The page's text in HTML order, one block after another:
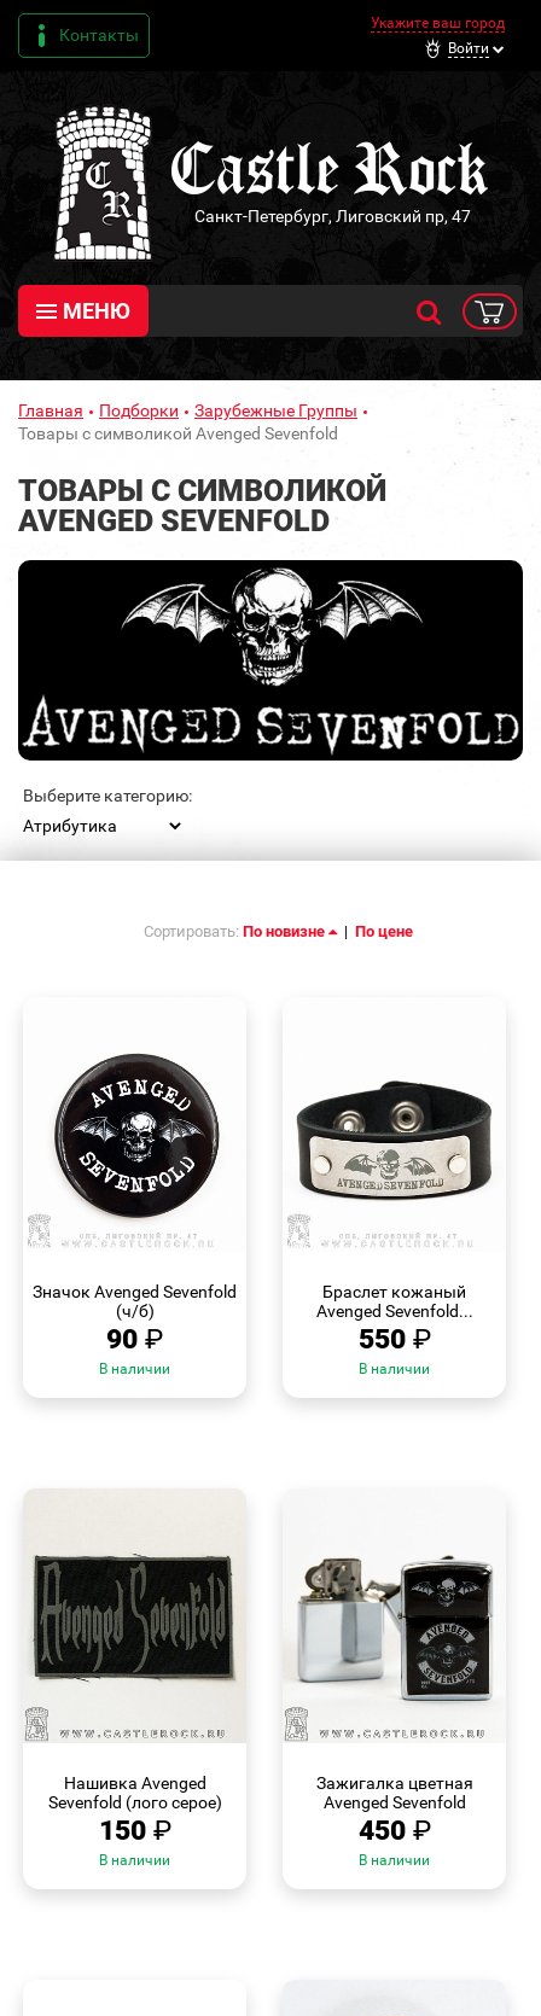
Контакты
Укажите ваш город
Войти
Санкт-Петербург, Лиговский пр, 47
МЕНЮ
Главная Подборки
Зарубежные Группы
Товары с символикой Avenged Sevenfold
ТОВАРЫ С СИМВОЛИКОЙ
AVENGED SEVENFOLD
Выберите категорию:
Сортировать: По новизне | По цене
Значок Avenged Sevenfold
(ч/б)
90 ₽
В наличии
Браслет кожаный
Avenged Sevenfold...
550 ₽
В наличии
Нашивка Avenged
Sevenfold (лого серое)
150 ₽
В наличии
Зажигалка цветная
Avenged Sevenfold
450 ₽
В наличии